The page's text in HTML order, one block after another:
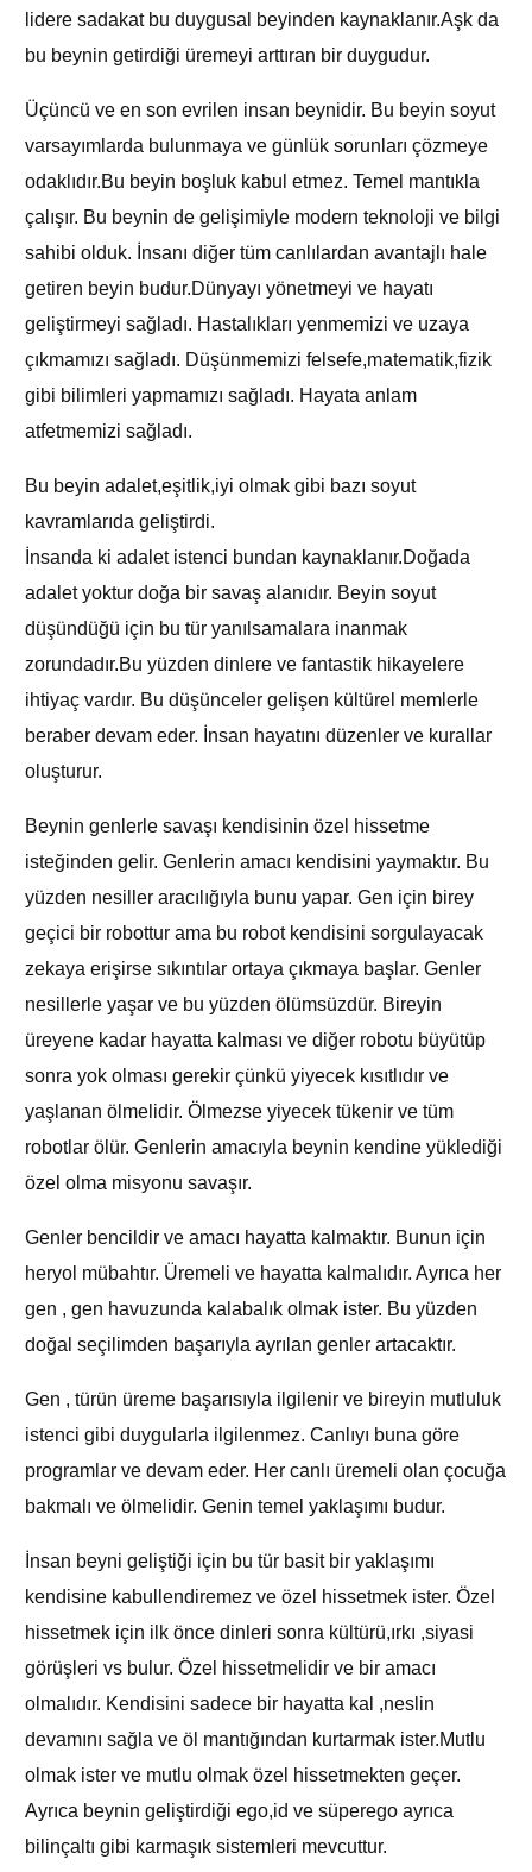
lidere sadakat bu duygusal beyinden kaynaklanır.Aşk da
bu beynin getirdiği üremeyi arttıran bir duygudur.
Üçüncü ve en son evrilen insan beynidir. Bu beyin soyut
varsayımlarda bulunmaya ve günlük sorunları çözmeye
odaklıdır.Bu beyin boşluk kabul etmez. Temel mantıkla
çalışır. Bu beynin de gelişimiyle modern teknoloji ve bilgi
sahibi olduk. İnsanı diğer tüm canlılardan avantajlı hale
getiren beyin budur.Dünyayı yönetmeyi ve hayatı
geliştirmeyi sağladı. Hastalıkları yenmemizi ve uzaya
çıkmamızı sağladı. Düşünmemizi felsefe,matematik,fizik
gibi bilimleri yapmamızı sağladı. Hayata anlam
atfetmemizi sağladı.
Bu beyin adalet,eşitlik,iyi olmak gibi bazı soyut
kavramlarıda geliştirdi.
İnsanda ki adalet istenci bundan kaynaklanır.Doğada
adalet yoktur doğa bir savaş alanıdır. Beyin soyut
düşündüğü için bu tür yanılsamalara inanmak
zorundadır.Bu yüzden dinlere ve fantastik hikayelere
ihtiyaç vardır. Bu düşünceler gelişen kültürel memlerle
beraber devam eder. İnsan hayatını düzenler ve kurallar
oluşturur.
Beynin genlerle savaşı kendisinin özel hissetme
isteğinden gelir. Genlerin amacı kendisini yaymaktır. Bu
yüzden nesiller aracılığıyla bunu yapar. Gen için birey
geçici bir robottur ama bu robot kendisini sorgulayacak
zekaya erişirse sıkıntılar ortaya çıkmaya başlar. Genler
nesillerle yaşar ve bu yüzden ölümsüzdür. Bireyin
üreyene kadar hayatta kalması ve diğer robotu büyütüp
sonra yok olması gerekir çünkü yiyecek kısıtlıdır ve
yaşlanan ölmelidir. Ölmezse yiyecek tükenir ve tüm
robotlar ölür. Genlerin amacıyla beynin kendine yüklediği
özel olma misyonu savaşır.
Genler bencildir ve amacı hayatta kalmaktır. Bunun için
heryol mübahtır. Üremeli ve hayatta kalmalıdır. Ayrıca her
gen , gen havuzunda kalabalık olmak ister. Bu yüzden
doğal seçilimden başarıyla ayrılan genler artacaktır.
Gen , türün üreme başarısıyla ilgilenir ve bireyin mutluluk
istenci gibi duygularla ilgilenmez. Canlıyı buna göre
programlar ve devam eder. Her canlı üremeli olan çocuğa
bakmalı ve ölmelidir. Genin temel yaklaşımı budur.
İnsan beyni geliştiği için bu tür basit bir yaklaşımı
kendisine kabullendiremez ve özel hissetmek ister. Özel
hissetmek için ilk önce dinleri sonra kültürü,ırkı ,siyasi
görüşleri vs bulur. Özel hissetmelidir ve bir amacı
olmalıdır. Kendisini sadece bir hayatta kal ,neslin
devamını sağla ve öl mantığından kurtarmak ister.Mutlu
olmak ister ve mutlu olmak özel hissetmekten geçer.
Ayrıca beynin geliştirdiği ego,id ve süperego ayrıca
bilinçaltı gibi karmaşık sistemleri mevcuttur.